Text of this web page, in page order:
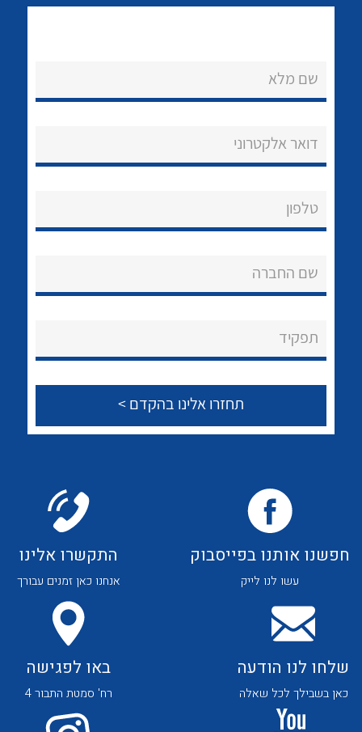
נקודות מכירה
שאלות ותשובות
צור קשר
לכל מוצרי היצרן לכל מוצרי היצרן
שם מלא
דואר אלקטרוני
טלפון
שם החברה
תפקיד
חפשנו אותנו בפייסבוק
עשו לנו לייק
התקשרו אלינו
אנחנו כאן זמנים עבורך
שלחו לנו הודעה
כאן בשבילך לכל שאלה
באו לפגישה
רח' סמטת התבור 4